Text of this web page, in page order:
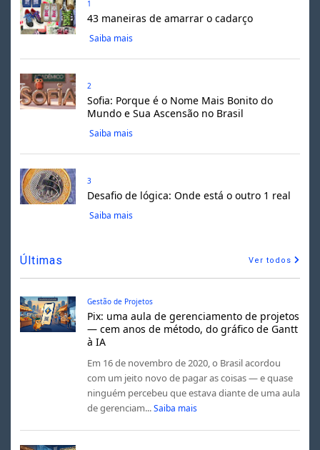
1
43 maneiras de amarrar o cadarço
Saiba mais
2
Sofia: Porque é o Nome Mais Bonito do
Mundo e Sua Ascensão no Brasil
Saiba mais
3
Desafio de lógica: Onde está o outro 1 real
Saiba mais
Últimas Ver todos
Gestão de Projetos
Pix: uma aula de gerenciamento de projetos
— cem anos de método, do gráfico de Gantt
à IA
Em 16 de novembro de 2020, o Brasil acordou
com um jeito novo de pagar as coisas — e quase
ninguém percebeu que estava diante de uma aula
de gerenciam... Saiba mais